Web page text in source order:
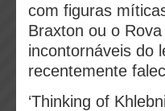
com figuras
Braxton ou o
incontornáveis do
recentemente
‘Thinking of